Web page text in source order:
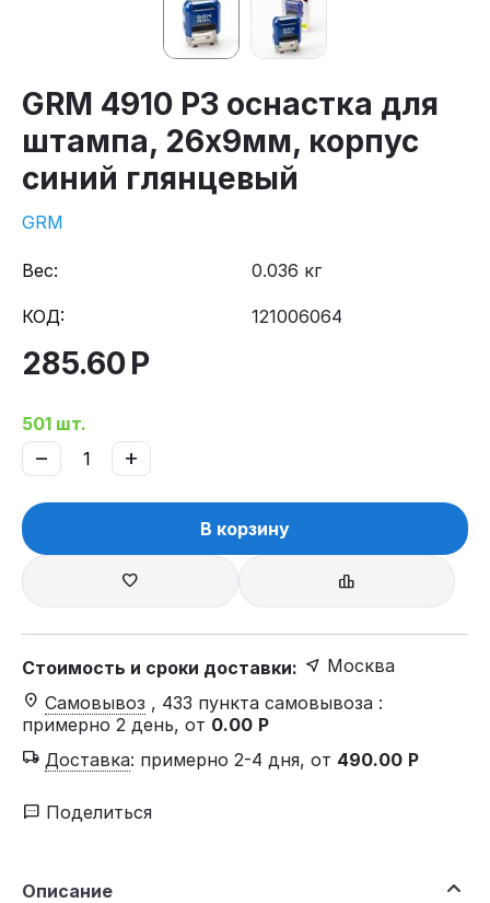
GRM 4910 P3 оснастка для
штампа, 26х9мм, корпус
синий глянцевый
GRM
Вес: 0.036 кг
КОД: 121006064
285.60Р
501 шт.
+
−
В корзину
Стоимость и сроки доставки:
Москва
Самовывоз , 433 пункта самовывоза :
примерно 2 день, от 0.00 Р
Доставка: примерно 2-4 дня, от 490.00 Р
Поделиться
Описание